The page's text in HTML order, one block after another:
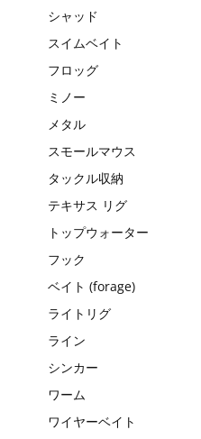
シャッド
スイムベイト
フロッグ
ミノー
メタル
スモールマウス
タックル収納
テキサス リグ
トップウォーター
フック
ベイト (forage)
ライトリグ
ライン
シンカー
ワーム
ワイヤーベイト